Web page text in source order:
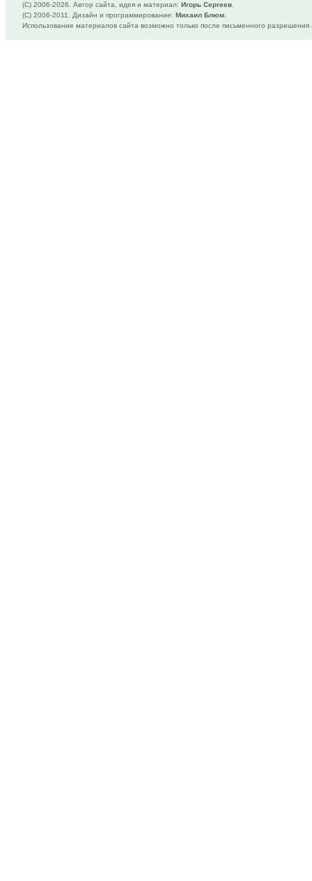
(C) 2006-2026. Автор сайта, идея и материал: Игорь Сергеев
(C) 2006-2011. Дизайн и программирование: Михаил Блюм
Использование материалов сайта возможно только после письменного разрешения